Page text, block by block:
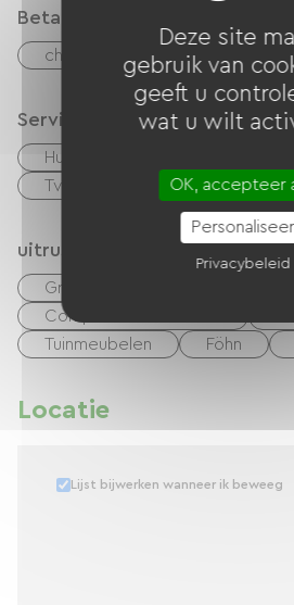
bourguignonne.com/
Betaalmethoden
checks Geld
Services
Huisdieren toegelaten
Tv kamer
uitrusting
Gratis Wifi
Computer beschikbaar
Tuinmeubelen
Föhn
Locatie
Lijst bijwerken wanneer ik beweeg
Deze site
gebruik van
geeft u
wat u wilt
OK, accepteer
Personaliseer
Privacybeleid